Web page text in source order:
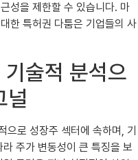
성을 제한할 수 있습니다. 마
한 특허권 다툼은 기업들의 사
술적 분석으
널
으로 성장주 섹터에 속하며, 기
주가 변동성이 큰 특징을 보